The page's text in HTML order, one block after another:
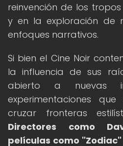
reinvención de los
y en la exploración de
enfoques narrativos.
Si bien el Cine Noir
la influencia de sus
abierto a nuevas
experimentaciones
cruzar fronteras
Directores como
películas como